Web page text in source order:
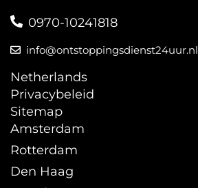
0970-10241818
info@ontstoppingsdienst24uur.nl
Netherlands
Privacybeleid
Sitemap
Amsterdam
Rotterdam
Den Haag